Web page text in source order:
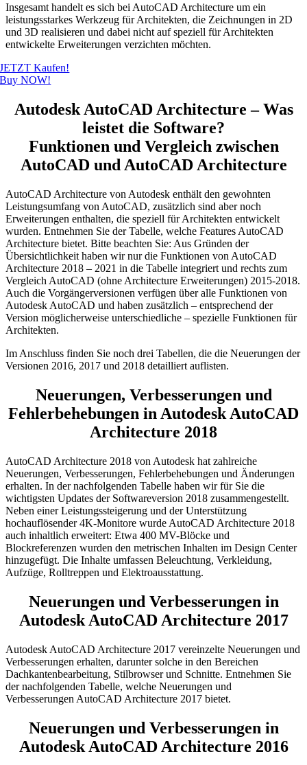
Insgesamt handelt es sich bei AutoCAD Architecture um ein
leistungsstarkes Werkzeug für Architekten, die Zeichnungen in 2D
und 3D realisieren und dabei nicht auf speziell für Architekten
entwickelte Erweiterungen verzichten möchten.
JETZT Kaufen!
Buy NOW!
Autodesk AutoCAD Architecture – Was
leistet die Software?
Funktionen und Vergleich zwischen
AutoCAD und AutoCAD Architecture
AutoCAD Architecture von Autodesk enthält den gewohnten
Leistungsumfang von AutoCAD, zusätzlich sind aber noch
Erweiterungen enthalten, die speziell für Architekten entwickelt
wurden. Entnehmen Sie der Tabelle, welche Features AutoCAD
Architecture bietet. Bitte beachten Sie: Aus Gründen der
Übersichtlichkeit haben wir nur die Funktionen von AutoCAD
Architecture 2018 – 2021 in die Tabelle integriert und rechts zum
Vergleich AutoCAD (ohne Architecture Erweiterungen) 2015-2018.
Auch die Vorgängerversionen verfügen über alle Funktionen von
Autodesk AutoCAD und haben zusätzlich – entsprechend der
Version möglicherweise unterschiedliche – spezielle Funktionen für
Architekten.
Im Anschluss finden Sie noch drei Tabellen, die die Neuerungen der
Versionen 2016, 2017 und 2018 detailliert auflisten.
Neuerungen, Verbesserungen und
Fehlerbehebungen in Autodesk AutoCAD
Architecture 2018
AutoCAD Architecture 2018 von Autodesk hat zahlreiche
Neuerungen, Verbesserungen, Fehlerbehebungen und Änderungen
erhalten. In der nachfolgenden Tabelle haben wir für Sie die
wichtigsten Updates der Softwareversion 2018 zusammengestellt.
Neben einer Leistungssteigerung und der Unterstützung
hochauflösender 4K-Monitore wurde AutoCAD Architecture 2018
auch inhaltlich erweitert: Etwa 400 MV-Blöcke und
Blockreferenzen wurden den metrischen Inhalten im Design Center
hinzugefügt. Die Inhalte umfassen Beleuchtung, Verkleidung,
Aufzüge, Rolltreppen und Elektroausstattung.
Neuerungen und Verbesserungen in
Autodesk AutoCAD Architecture 2017
Autodesk AutoCAD Architecture 2017 vereinzelte Neuerungen und
Verbesserungen erhalten, darunter solche in den Bereichen
Dachkantenbearbeitung, Stilbrowser und Schnitte. Entnehmen Sie
der nachfolgenden Tabelle, welche Neuerungen und
Verbesserungen AutoCAD Architecture 2017 bietet.
Neuerungen und Verbesserungen in
Autodesk AutoCAD Architecture 2016